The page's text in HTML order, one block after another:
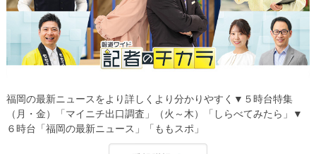
福岡の最新ニュースをより詳しくより分かりやすく▼５時台特集
（月・金）「マイニチ出口調査」（火～木）「しらべてみたら」▼
６時台「福岡の最新ニュース」「ももスポ」